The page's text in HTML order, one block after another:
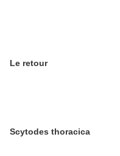
Le retour
Scytodes thoracica